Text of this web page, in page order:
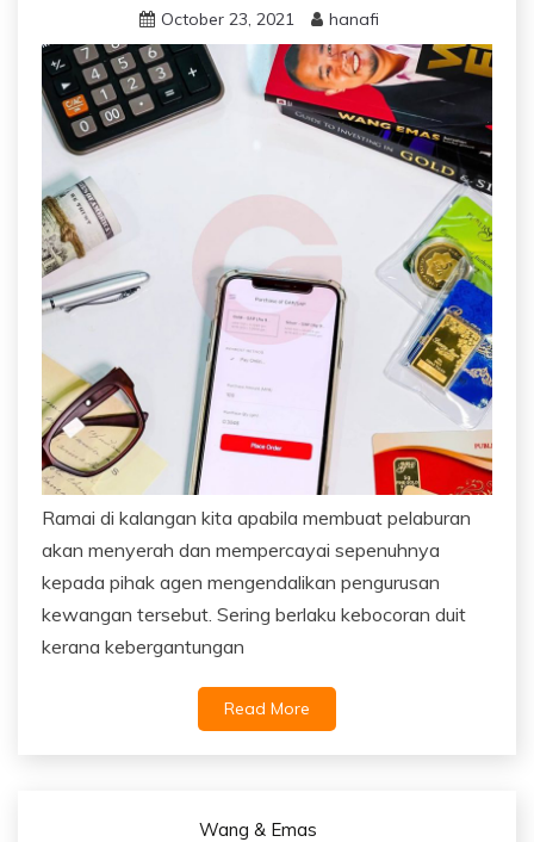
October 23, 2021 hanafi
Ramai di kalangan kita apabila membuat pelaburan
akan menyerah dan mempercayai sepenuhnya
kepada pihak agen mengendalikan pengurusan
kewangan tersebut. Sering berlaku kebocoran duit
kerana kebergantungan
Read More
Wang & Emas